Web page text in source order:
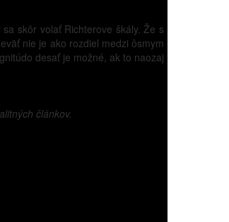
skôr volať Richterove škály. Že s
nie je ako rozdiel medzi ôsmym
desať je možné, ak to naozaj
článkov.